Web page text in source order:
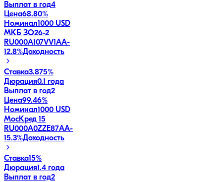
Выплат в год4
Цена68.80%
Номинал1000 USD
МКБ ЗО26-2
RU000A107VV1AA-
12.8%Доходность
Ставка3.875%
Дюрация0.1 года
Выплат в год2
Цена99.46%
Номинал1000 USD
МосКред 15
RU000A0ZZE87AA-
15.3%Доходность
Ставка15%
Дюрация1.4 года
Выплат в год2